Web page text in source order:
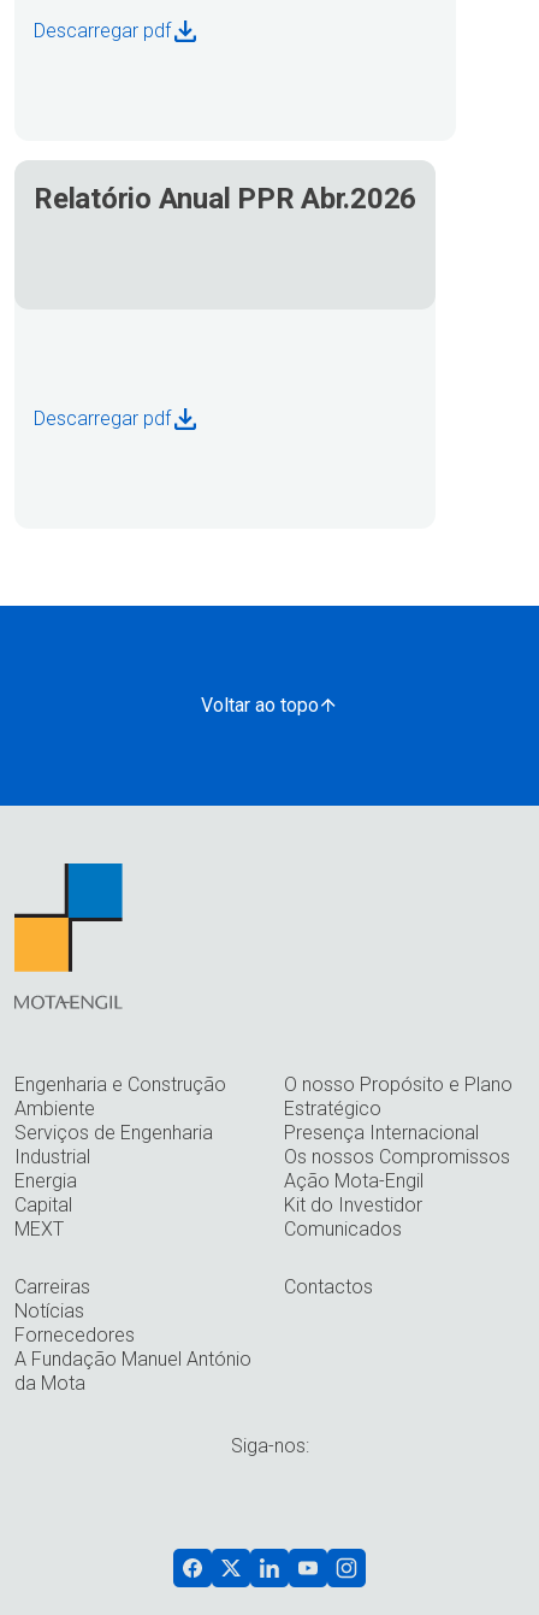
Descarregar pdf
Relatório Anual PPR Abr.2026
Descarregar pdf
Voltar ao topo
Engenharia e Construção
Ambiente
Serviços de Engenharia
Industrial
Energia
Capital
MEXT
O nosso Propósito e Plano
Estratégico
Presença Internacional
Os nossos Compromissos
Ação Mota-Engil
Kit do Investidor
Comunicados
Carreiras
Notícias
Fornecedores
A Fundação Manuel António
da Mota
Contactos
Siga-nos: